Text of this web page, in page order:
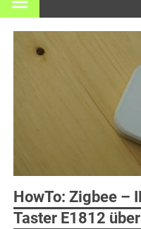
HowTo: Zigbee –
Taster E1812